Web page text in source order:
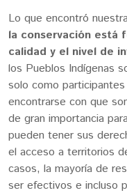
Lo que encontró
la conservación está
calidad y el nivel de
los Pueblos Indígenas
solo como
encontrarse con que
de gran importancia
pueden tener sus
el acceso a territorios
casos, la mayoría de
ser efectivos e incluso